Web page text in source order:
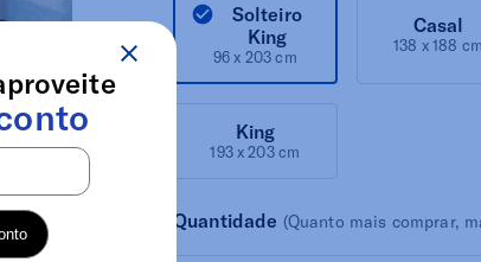
Solteiro
King
96 x 203 cm
Casal
138 x 188 cm
King
193 x 203 cm
Quantidade (Quanto mais comprar,